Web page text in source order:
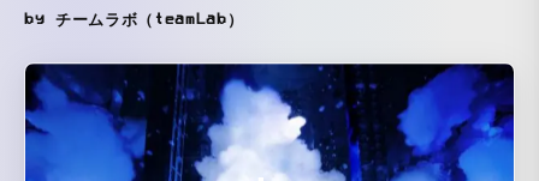
by チームラボ（teamLab）